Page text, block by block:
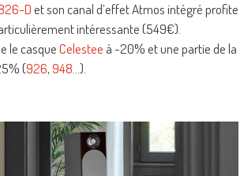
Det son canal d’effet Atmos intégré profite
intéressante (549€).
le casqueCelestee à -20% et une partie de la
(926,948…).